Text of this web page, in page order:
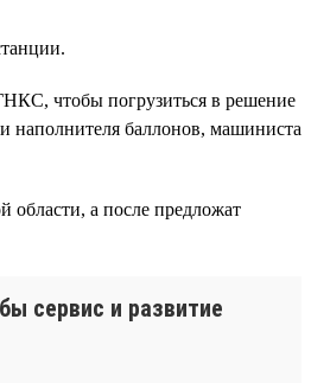
чтобы погрузиться в решение
наполнителя баллонов, машиниста
области, а после предложат
сервис и развитие